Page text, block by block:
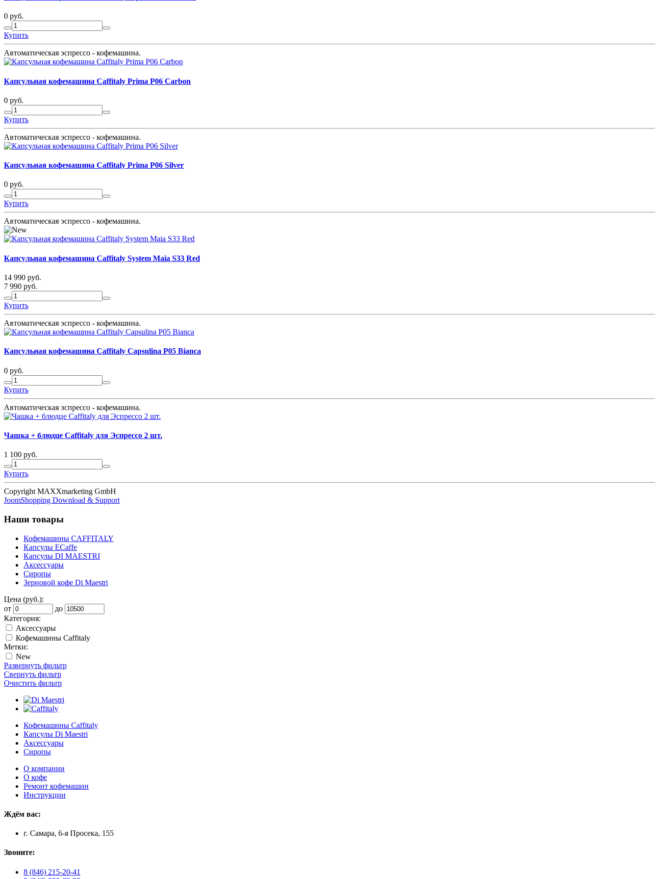
0 руб.
Купить
Автоматическая эспрессо - кофемашина.
Капсульная кофемашина Caffitaly Prima P06 Carbon
0 руб.
Купить
Автоматическая эспрессо - кофемашина.
Капсульная кофемашина Caffitaly Prima P06 Silver
0 руб.
Купить
Автоматическая эспрессо - кофемашина.
Капсульная кофемашина Caffitaly System Maia S33 Red
14 990 руб.
7 990 руб.
Купить
Автоматическая эспрессо - кофемашина.
Капсульная кофемашина Caffitaly Сapsulina P05 Bianca
0 руб.
Купить
Автоматическая эспрессо - кофемашина.
Чашка + блюдце Caffitaly для Эспрессо 2 шт.
1 100 руб.
Купить
Copyright MAXXmarketing GmbH
JoomShopping Download & Support
Наши товары
Кофемашины CAFFITALY
Капсулы ECaffe
Капсулы DI MAESTRI
Аксессуары
Сиропы
Зерновой кофе Di Maestri
Цена (руб.):
от
до
Категория:
Аксессуары
Кофемашины Caffitaly
Метки:
New
Развернуть фильтр
Свернуть фильтр
Очистить фильтр
Кофемашины Caffitaly
Капсулы Di Maestri
Аксессуары
Сиропы
О компании
О кофе
Ремонт кофемашин
Инструкции
Ждём вас:
г. Самара, 6-я Просека, 155
Звоните:
8 (846) 215-20-41